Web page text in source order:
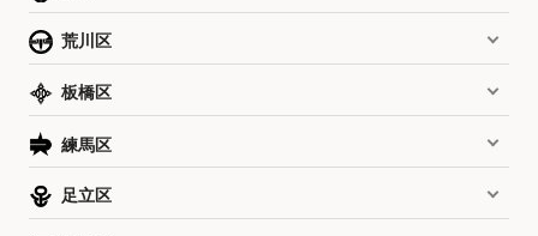
荒川区
板橋区
練馬区
足立区